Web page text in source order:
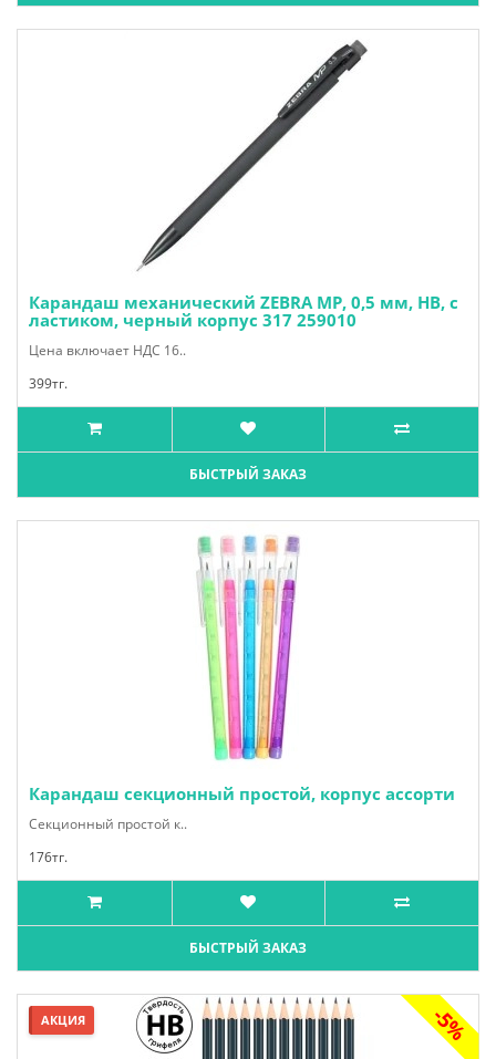
Карандаш механический ZEBRA MP, 0,5 мм, HB, с
ластиком, черный корпус 317 259010
Цена включает НДС 16..
399тг.
БЫСТРЫЙ ЗАКАЗ
Карандаш секционный простой, корпус ассорти
Секционный простой к..
176тг.
БЫСТРЫЙ ЗАКАЗ
-5%
АКЦИЯ